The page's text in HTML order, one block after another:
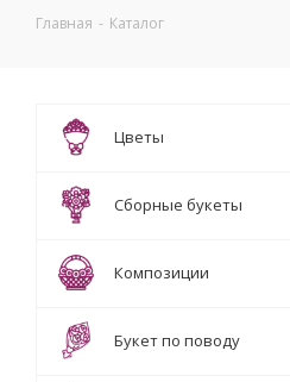
Главная - Каталог
Цветы
Сборные букеты
Композиции
Букет по поводу